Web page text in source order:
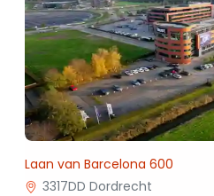
Laan van Barcelona 600
3317DD Dordrecht